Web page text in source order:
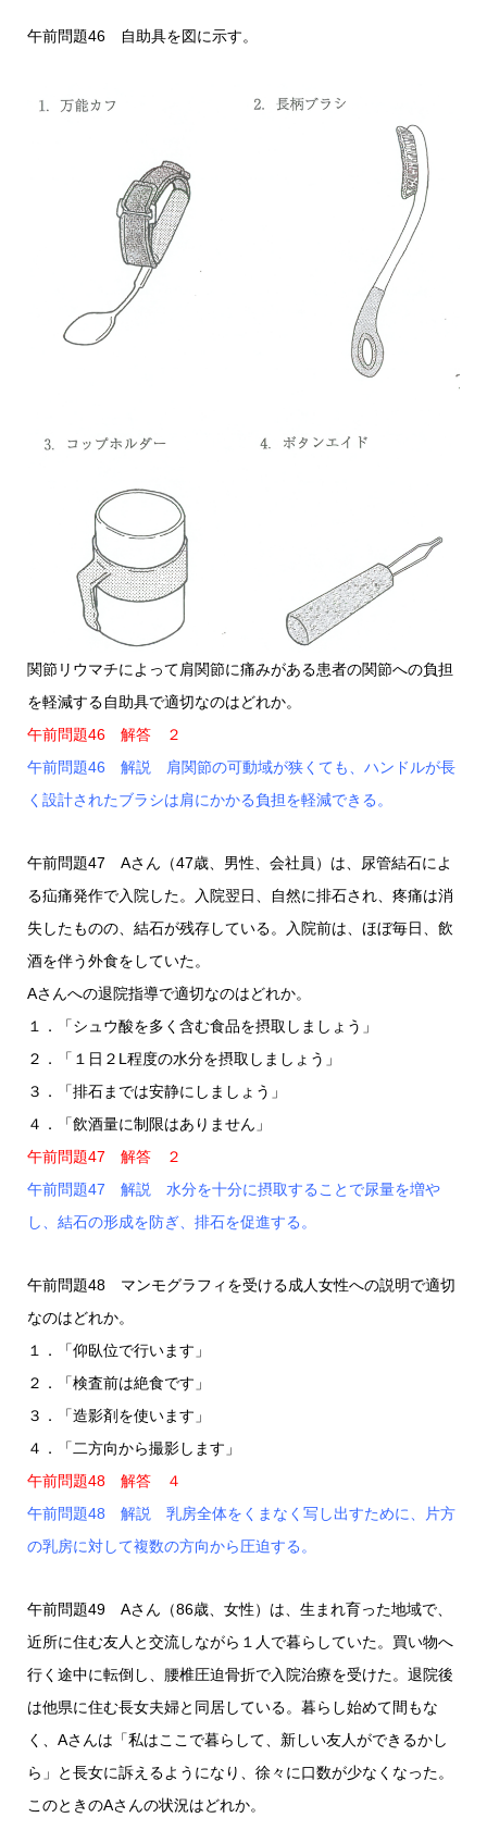
午前問題46 自助具を図に示す。
関節リウマチによって肩関節に痛みがある患者の関節への負担
を軽減する自助具で適切なのはどれか。
午前問題46 解答 ２
午前問題46 解説 肩関節の可動域が狭くても、ハンドルが長
く設計されたブラシは肩にかかる負担を軽減できる。
午前問題47 Aさん（47歳、男性、会社員）は、尿管結石によ
る疝痛発作で入院した。入院翌日、自然に排石され、疼痛は消
失したものの、結石が残存している。入院前は、ほぼ毎日、飲
酒を伴う外食をしていた。
Aさんへの退院指導で適切なのはどれか。
１．「シュウ酸を多く含む食品を摂取しましょう」
２．「１日２L程度の水分を摂取しましょう」
３．「排石までは安静にしましょう」
４．「飲酒量に制限はありません」
午前問題47 解答 ２
午前問題47 解説 水分を十分に摂取することで尿量を増や
し、結石の形成を防ぎ、排石を促進する。
午前問題48 マンモグラフィを受ける成人女性への説明で適切
なのはどれか。
１．「仰臥位で行います」
２．「検査前は絶食です」
３．「造影剤を使います」
４．「二方向から撮影します」
午前問題48 解答 ４
午前問題48 解説 乳房全体をくまなく写し出すために、片方
の乳房に対して複数の方向から圧迫する。
午前問題49 Aさん（86歳、女性）は、生まれ育った地域で、
近所に住む友人と交流しながら１人で暮らしていた。買い物へ
行く途中に転倒し、腰椎圧迫骨折で入院治療を受けた。退院後
は他県に住む長女夫婦と同居している。暮らし始めて間もな
く、Aさんは「私はここで暮らして、新しい友人ができるかし
ら」と長女に訴えるようになり、徐々に口数が少なくなった。
このときのAさんの状況はどれか。